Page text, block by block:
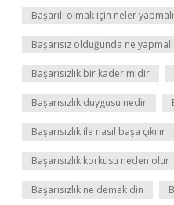
Başarılı olmak için neler
Başarısız olduğunda ne yapmalı
Başarısızlık bir kader midir
Başarısızlık duygusu nedir
Başarısızlık ile nasıl başa çıkılır
Başarısızlık korkusu neden olur
Başarısızlık ne demek din